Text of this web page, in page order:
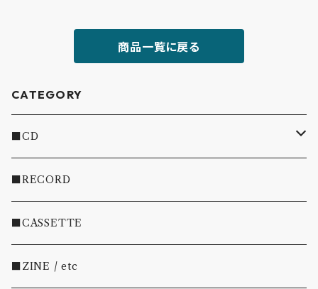
商品一覧に戻る
CATEGORY
■CD
・INDIE
・EMO/PUNK/POST HC
・SHOEGAZE/DREAMPOP/POST ROCK
■RECORD
■CASSETTE
■ZINE / etc